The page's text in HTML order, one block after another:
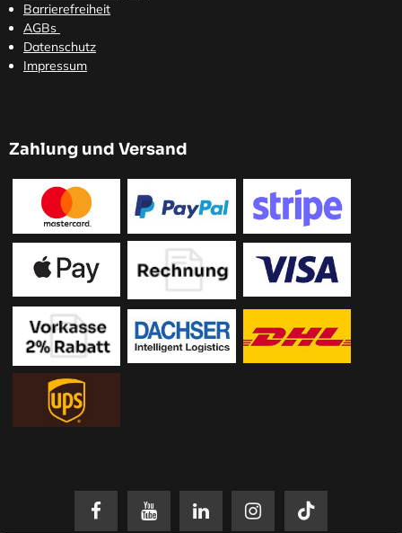
Barrierefreiheit
AGBs
Datenschutz
Impressum
Zahlung und Versand